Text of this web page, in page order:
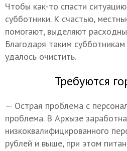
Чтобы как-то спасти
субботники. К счастью,
помогают, выделяют
Благодаря таким
удалось очистить.
Требуются
— Острая проблема с
проблема. В Архызе
низкоквалифицированного
рублей и выше, при этом